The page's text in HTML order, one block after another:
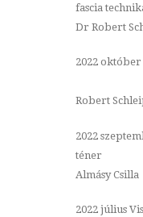
fascia
Dr Robert
2022
Robert
2022
Almásy Csilla
2022 július